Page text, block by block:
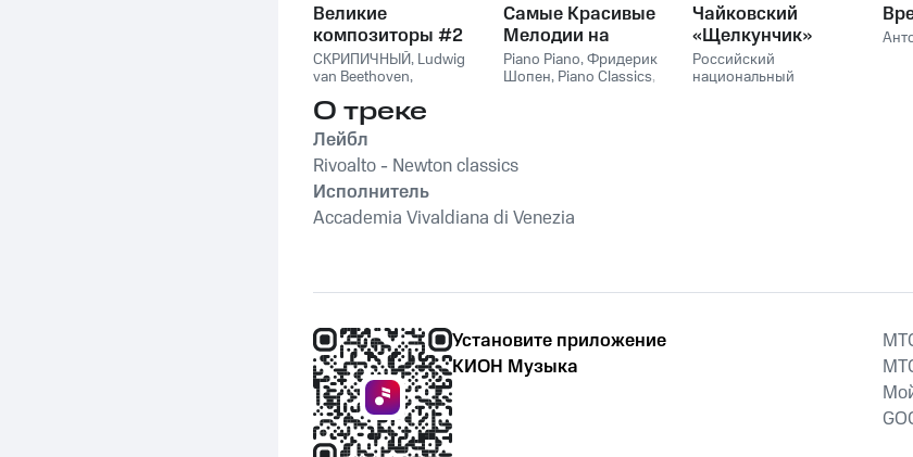
Великие
композиторы #2
СКРИПИЧНЫЙ, Ludwig
van Beethoven,
Франц Шуберт,Vivaldi
String Orchestra
Антонио Вивальди
Самые Красивые
Мелодии на
Пианино
Piano Piano,Фридерик
Шопен, Piano Classics,
Чайковский
«Щелкунчик»
Российский
национальный
О треке
Лейбл
Rivoalto - Newton classics
Исполнитель
Accademia Vivaldiana di Venezia
Установите приложение
КИОН Музыка